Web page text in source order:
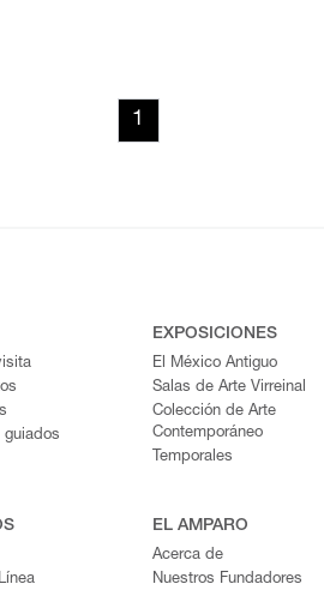
1
guiados
EXPOSICIONES
El México Antiguo
Salas de Arte Virreinal
Colección de Arte
Contemporáneo
Temporales
EL AMPARO
Acerca de
Nuestros Fundadores